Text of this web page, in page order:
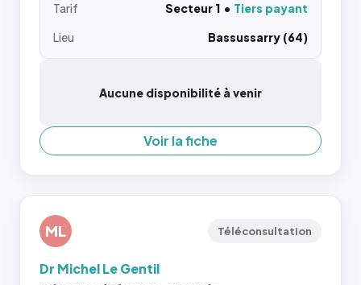
Tarif Secteur 1
Tiers payant
Lieu
Bassussarry (64)
Aucune disponibilité à venir
Voir la fiche
ML Téléconsultation
Dr Michel Le Gentil